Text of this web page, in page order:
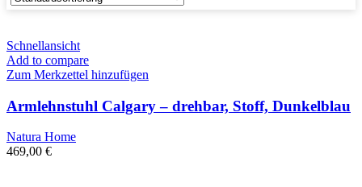
Schnellansicht
Add to compare
Zum Merkzettel hinzufügen
Armlehnstuhl Calgary – drehbar, Stoff, Dunkelblau
Natura Home
469,00 €